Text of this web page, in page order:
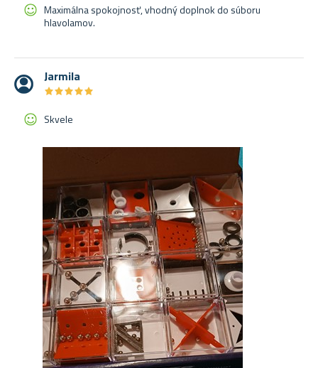
Maximálna spokojnosť, vhodný doplnok do súboru
hlavolamov.
Jarmila
★★★★★
★★★★★
Skvele